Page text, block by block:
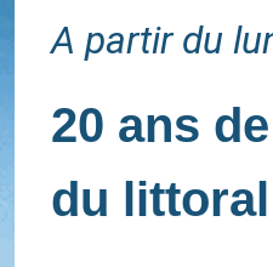
A partir du
20 ans
du littoral